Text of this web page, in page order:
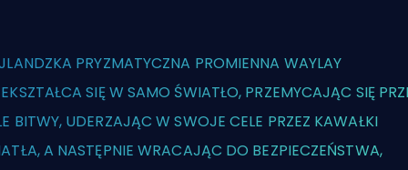
PRYZMATYCZNA PROMIENNA WAYLAY
SIĘ W SAMO ŚWIATŁO, PRZEMYCAJĄC SIĘ
BITWY, UDERZAJĄC W SWOJE CELE PRZEZ KAWAŁKI
A NASTĘPNIE WRACAJĄC DO BEZPIECZEŃSTWA,